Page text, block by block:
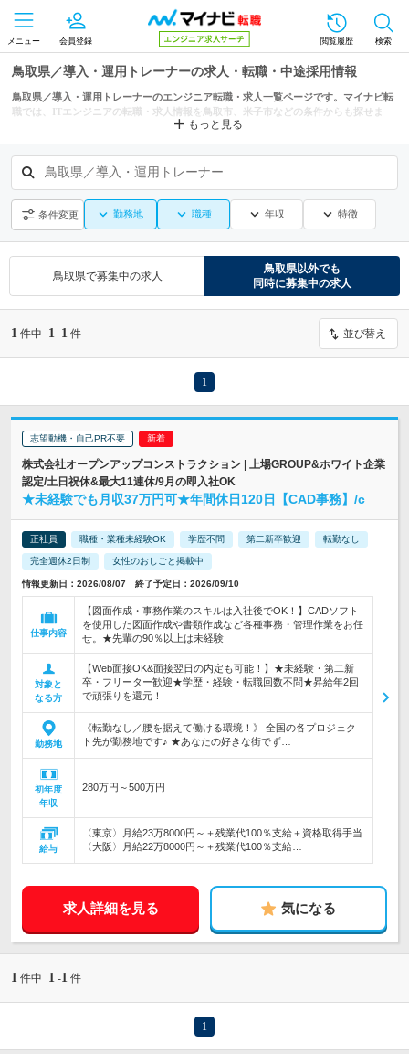
メニュー 会員登録 閲覧履歴 検索
鳥取県／導入・運用トレーナーの求人・転職・中途採用情報
鳥取県／導入・運用トレーナーのエンジニア転職・求人一覧ページです。マイナビ転
職では、ITエンジニアの転職・求人情報を鳥取市、米子市などの条件からも探せま
もっと見る
鳥取県／導入・運用トレーナー
条件変更 勤務地 職種 年収 特徴
鳥取県で募集中の求人
鳥取県以外でも
同時に募集中の求人
1 件中 1 -1 件 並び替え
1
志望動機・自己PR不要
株式会社オープンアップコンストラクション | 上場GROUP&ホワイト企業
認定/土日祝休&最大11連休/9月の即入社OK
★未経験でも月収37万円可★年間休日120日【CAD事務】/c
正社員 職種・業種未経験OK 学歴不問 第二新卒歓迎 転勤なし
完全週休2日制 女性のおしごと掲載中
情報更新日：2026/08/07 終了予定日：2026/09/10
仕事内容
【図面作成・事務作業のスキルは入社後でOK！】CADソフト
を使用した図面作成や書類作成など各種事務・管理作業をお任
せ。★先輩の90％以上は未経験
対象と
なる方
【Web面接OK&面接翌日の内定も可能！】★未経験・第二新
卒・フリーター歓迎★学歴・経験・転職回数不問★昇給年2回
で頑張りを還元！
勤務地
《転勤なし／腰を据えて働ける環境！》 全国の各プロジェク
ト先が勤務地です♪ ★あなたの好きな街でず…
初年度
年収
280万円～500万円
給与
〈東京〉月給23万8000円～＋残業代100％支給＋資格取得手当
〈大阪〉月給22万8000円～＋残業代100％支給…
求人詳細を見る 気になる
1 件中 1 -1 件
1